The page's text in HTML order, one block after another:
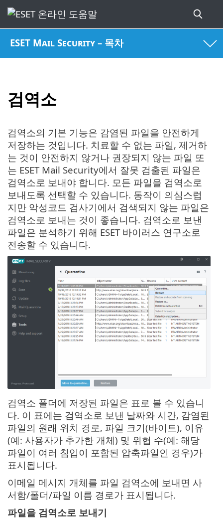
ESET Mail Security – 목차
검역소
검역소의 기본 기능은 감염된 파일을 안전하게
저장하는 것입니다. 치료할 수 없는 파일, 제거하
는 것이 안전하지 않거나 권장되지 않는 파일 또
는 ESET Mail Security에서 잘못 검출된 파일은
검역소로 보내야 합니다. 모든 파일을 검역소로
보내도록 선택할 수 있습니다. 동작이 의심스럽
지만 악성코드 검사기에서 검색되지 않는 파일은
검역소로 보내는 것이 좋습니다. 검역소로 보낸
파일은 분석하기 위해 ESET 바이러스 연구소로
전송할 수 있습니다.
검역소 폴더에 저장된 파일은 표로 볼 수 있습니
다. 이 표에는 검역소로 보낸 날짜와 시간, 감염된
파일의 원래 위치 경로, 파일 크기(바이트), 이유
(예: 사용자가 추가한 개체) 및 위협 수(예: 해당
파일이 여러 침입이 포함된 압축파일인 경우)가
표시됩니다.
이메일 메시지 개체를 파일 검역소에 보내면 사
서함/폴더/파일 이름 경로가 표시됩니다.
파일을 검역소로 보내기